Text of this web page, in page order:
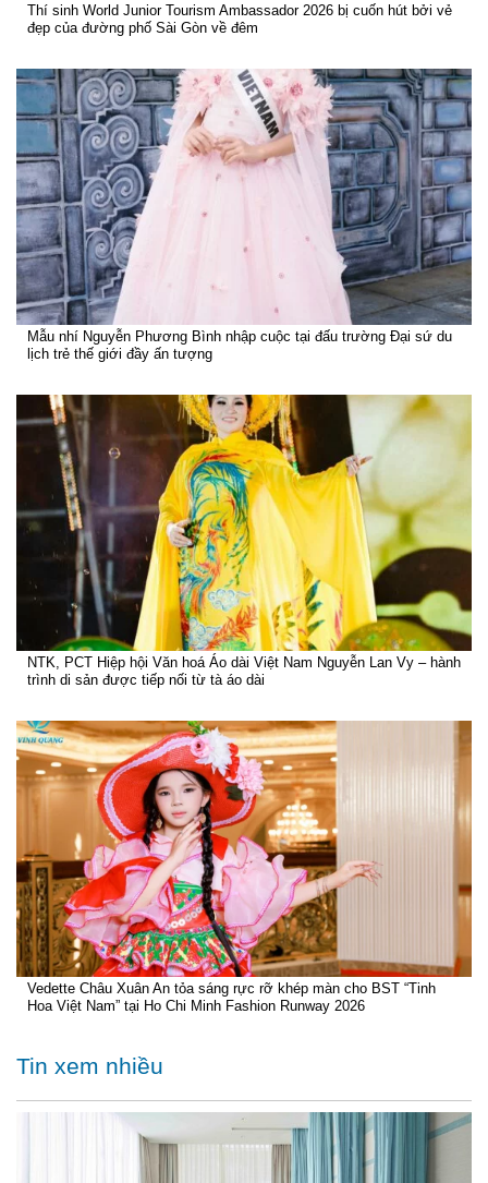
Thí sinh World Junior Tourism Ambassador 2026 bị cuốn hút bởi vẻ
đẹp của đường phố Sài Gòn về đêm
Mẫu nhí Nguyễn Phương Bình nhập cuộc tại đấu trường Đại sứ du
lịch trẻ thế giới đầy ấn tượng
NTK, PCT Hiệp hội Văn hoá Áo dài Việt Nam Nguyễn Lan Vy – hành
trình di sản được tiếp nối từ tà áo dài
Vedette Châu Xuân An tỏa sáng rực rỡ khép màn cho BST “Tinh
Hoa Việt Nam” tại Ho Chi Minh Fashion Runway 2026
Tin xem nhiều